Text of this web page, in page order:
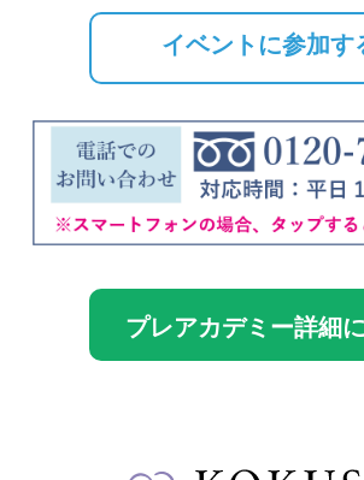
イベントに参加す
プレアカデミー詳細